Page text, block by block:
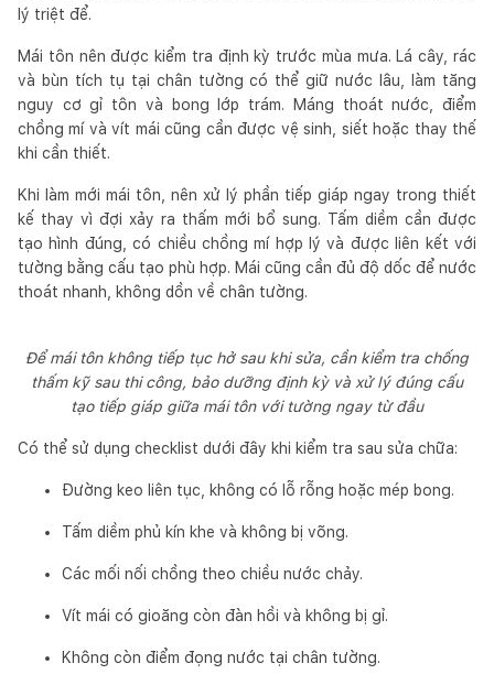
lý triệt để.
Mái tôn nên được kiểm tra định kỳ trước mùa mưa. Lá cây, rác
và bùn tích tụ tại chân tường có thể giữ nước lâu, làm tăng
nguy cơ gỉ tôn và bong lớp trám. Máng thoát nước, điểm
chồng mí và vít mái cũng cần được vệ sinh, siết hoặc thay thế
khi cần thiết.
Khi làm mới mái tôn, nên xử lý phần tiếp giáp ngay trong thiết
kế thay vì đợi xảy ra thấm mới bổ sung. Tấm diềm cần được
tạo hình đúng, có chiều chồng mí hợp lý và được liên kết với
tường bằng cấu tạo phù hợp. Mái cũng cần đủ độ dốc để nước
thoát nhanh, không dồn về chân tường.
Để mái tôn không tiếp tục hở sau khi sửa, cần kiểm tra chống
thấm kỹ sau thi công, bảo dưỡng định kỳ và xử lý đúng cấu
tạo tiếp giáp giữa mái tôn với tường ngay từ đầu
Có thể sử dụng checklist dưới đây khi kiểm tra sau sửa chữa:
Đường keo liên tục, không có lỗ rỗng hoặc mép bong.
Tấm diềm phủ kín khe và không bị võng.
Các mối nối chồng theo chiều nước chảy.
Vít mái có gioăng còn đàn hồi và không bị gỉ.
Không còn điểm đọng nước tại chân tường.